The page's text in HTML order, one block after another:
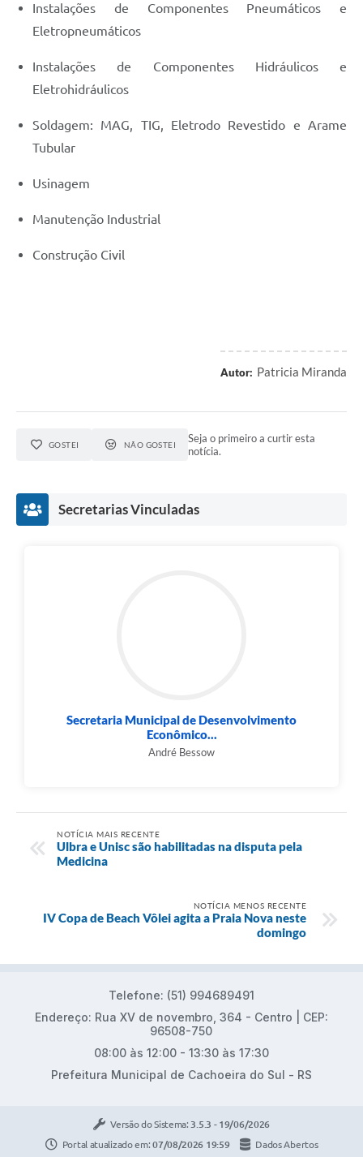
Instalações de Componentes Pneumáticos e
Eletropneumáticos
Instalações de Componentes Hidráulicos e
Eletrohidráulicos
Soldagem: MAG, TIG, Eletrodo Revestido e Arame
Tubular
Usinagem
Manutenção Industrial
Construção Civil
Autor: Patricia Miranda
GOSTEI NÃO GOSTEI
Seja o primeiro a curtir esta
notícia.
Secretarias Vinculadas
Secretaria Municipal de Desenvolvimento
Econômico...
André Bessow
NOTÍCIA MAIS RECENTE
Ulbra e Unisc são habilitadas na disputa pela
Medicina
NOTÍCIA MENOS RECENTE
​IV Copa de Beach Vôlei agita a Praia Nova neste
domingo
Telefone: (51) 994689491
Endereço: Rua XV de novembro, 364 - Centro | CEP:
96508-750
08:00 às 12:00 - 13:30 às 17:30
Prefeitura Municipal de Cachoeira do Sul - RS
Versão do Sistema: 3.5.3 - 19/06/2026
Portal atualizado em:07/08/2026 19:59 Dados Abertos